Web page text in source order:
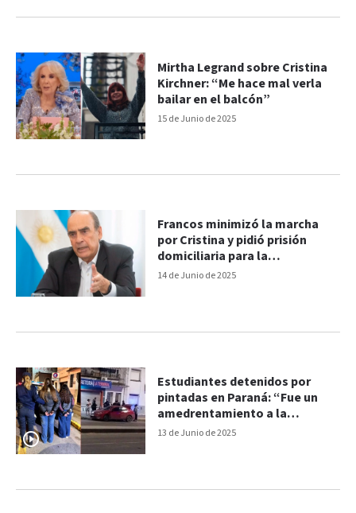
15 de Junio de 2025
Mirtha Legrand sobre Cristina
Kirchner: “Me hace mal verla
bailar en el balcón”
14 de Junio de 2025
Francos minimizó la marcha
por Cristina y pidió prisión
domiciliaria para la
exmandataria
13 de Junio de 2025
Estudiantes detenidos por
pintadas en Paraná: “Fue un
amedrentamiento a la
democracia”